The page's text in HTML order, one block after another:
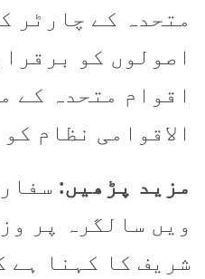
متحدہ کے چارٹر
اصولوں کو
اقوام متحدہ کے
الاقوامی نظام
مزید پڑھیں:
ویں سالگرہ پر
شریف کا کہنا ہے